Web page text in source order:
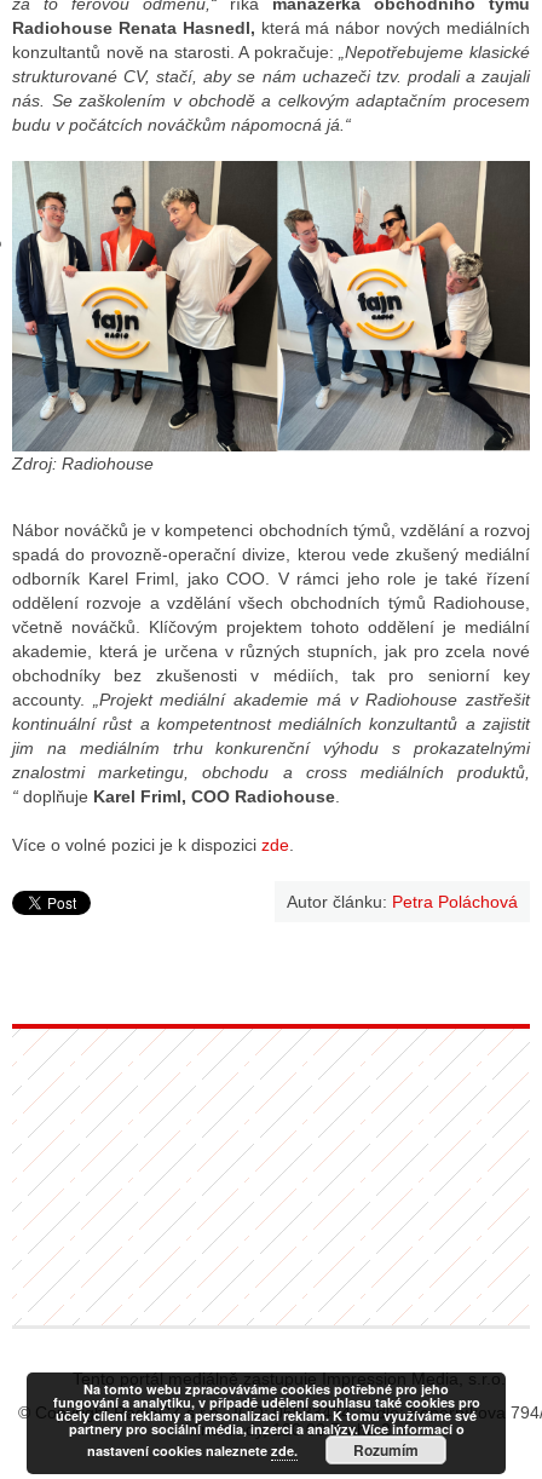
BLOGERA
DISKUTÉRA NA RADIOTV
STARŠÍCH DISKUZÍ
Radiohouse Renata Hasnedl, která má nábor nových mediálních
konzultantů nově na starosti. A pokračuje:
„Nepotřebujeme klasické
strukturované CV, stačí, aby se nám uchazeči tzv. prodali a zaujali
nás. Se zaškolením v obchodě a celkovým adaptačním procesem
budu v počátcích nováčkům nápomocná já.“
Zdroj: Radiohouse
Nábor nováčků je v kompetenci obchodních týmů, vzdělání a rozvoj
spadá do provozně-operační divize, kterou vede zkušený mediální
odborník Karel Friml, jako COO. V rámci jeho role je také řízení
oddělení rozvoje a vzdělání všech obchodních týmů Radiohouse,
včetně nováčků. Klíčovým projektem tohoto oddělení je mediální
akademie, která je určena v různých stupních, jak pro zcela nové
obchodníky bez zkušenosti v médiích, tak pro seniorní key
accounty. „Projekt mediální akademie má v Radiohouse zastřešit
kontinuální růst a kompetentnost mediálních konzultantů a zajistit
jim na mediálním trhu konkurenční výhodu s prokazatelnými
znalostmi marketingu, obchodu a cross mediálních produktů,
“ doplňuje Karel Friml, COO Radiohouse.
Více o volné pozici je k dispozici zde.
Autor článku: Petra Poláchová
Tento portál mediálně zastupuje Impression Media, s.r.o.
© Copyright RadiaCZ s.r.o., IČO: 06533434, Sídlo: Koperníkova
Vinohrady, 120 00 Praha 2
Na tomto webu zpracováváme cookies potřebné pro jeho
fungování a analytiku, v případě udělení souhlasu také cookies pro
účely cílení reklamy a personalizaci reklam. K tomu využíváme své
partnery pro sociální média, inzerci a analýzy. Více informací o
nastavení cookies naleznete zde. Rozumím